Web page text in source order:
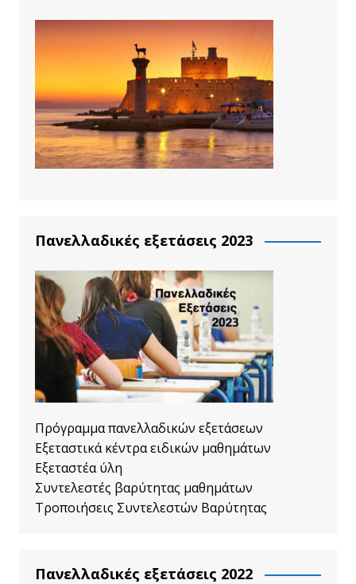
Πανελλαδικές εξετάσεις 2023
Πρόγραμμα πανελλαδικών εξετάσεων
Εξεταστικά κέντρα ειδικών μαθημάτων
Εξεταστέα ύλη
Συντελεστές βαρύτητας μαθημάτων
Τροποιήσεις Συντελεστών Βαρύτητας
Πανελλαδικές εξετάσεις 2022